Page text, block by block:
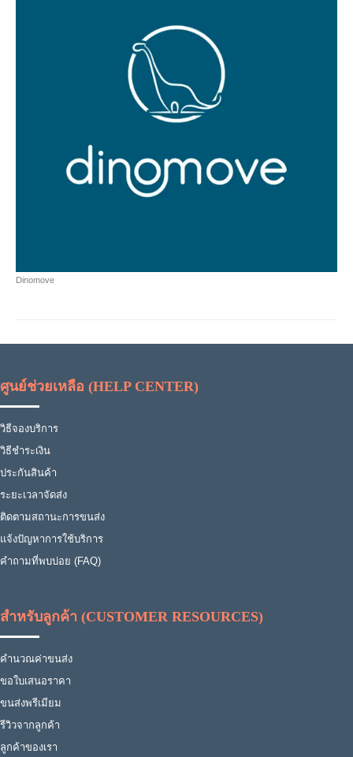
Dinomove
ศูนย์ช่วยเหลือ (HELP CENTER)
วิธีจองบริการ
วิธีชำระเงิน
ประกันสินค้า
ระยะเวลาจัดส่ง
ติดตามสถานะการขนส่ง
แจ้งปัญหาการใช้บริการ
คำถามที่พบบ่อย (FAQ)
สำหรับลูกค้า (CUSTOMER RESOURCES)
คำนวณค่าขนส่ง
ขอใบเสนอราคา
ขนส่งพรีเมียม
รีวิวจากลูกค้า
ลูกค้าของเรา